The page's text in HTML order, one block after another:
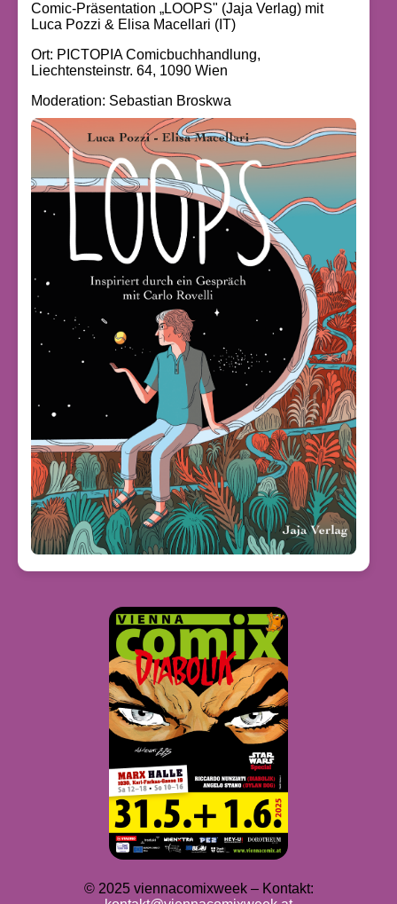
Comic-Präsentation „LOOPS" (Jaja Verlag) mit
Luca Pozzi & Elisa Macellari (IT)
Ort: PICTOPIA Comicbuchhandlung,
Liechtensteinstr. 64, 1090 Wien
Moderation: Sebastian Broskwa
© 2025 viennacomixweek – Kontakt: